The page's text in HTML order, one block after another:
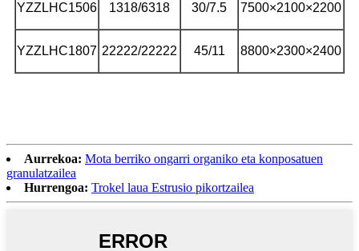
YZZLHC1506 1318/6318 30/7.5 7500×2100×2200
YZZLHC1807 22222/22222 45/11 8800×2300×2400
Aurrekoa: Mota berriko ongarri organiko eta konposatuen
granulatzailea
Hurrengoa: Trokel laua Estrusio pikortzailea